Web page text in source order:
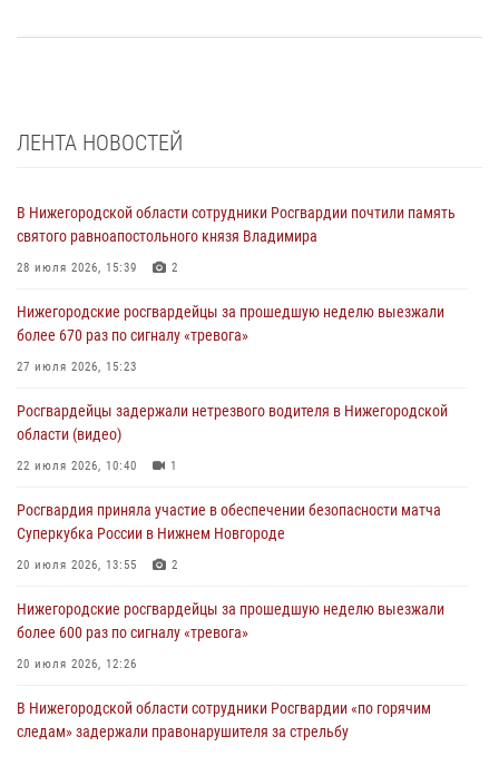
ЛЕНТА НОВОСТЕЙ
В Нижегородской области сотрудники Росгвардии почтили память
святого равноапостольного князя Владимира
28 июля 2026, 15:39 2
Нижегородские росгвардейцы за прошедшую неделю выезжали
более 670 раз по сигналу «тревога»
27 июля 2026, 15:23
Росгвардейцы задержали нетрезвого водителя в Нижегородской
области (видео)
22 июля 2026, 10:40 1
Росгвардия приняла участие в обеспечении безопасности матча
Суперкубка России в Нижнем Новгороде
20 июля 2026, 13:55 2
Нижегородские росгвардейцы за прошедшую неделю выезжали
более 600 раз по сигналу «тревога»
20 июля 2026, 12:26
В Нижегородской области сотрудники Росгвардии «по горячим
следам» задержали правонарушителя за стрельбу